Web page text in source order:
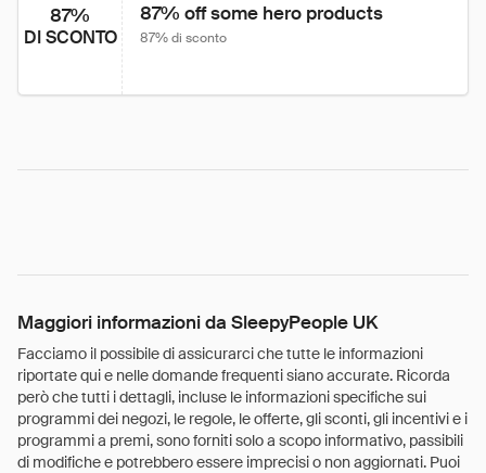
87%
DI SCONTO
87% off some hero products
87% di sconto
Maggiori informazioni da SleepyPeople UK
Facciamo il possibile di assicurarci che tutte le informazioni
riportate qui e nelle domande frequenti siano accurate. Ricorda
però che tutti i dettagli, incluse le informazioni specifiche sui
programmi dei negozi, le regole, le offerte, gli sconti, gli incentivi e i
programmi a premi, sono forniti solo a scopo informativo, passibili
di modifiche e potrebbero essere imprecisi o non aggiornati. Puoi